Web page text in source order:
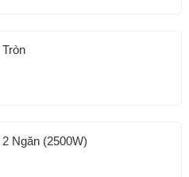
Ngăn (2500W)